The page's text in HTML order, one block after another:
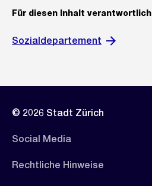
Für diesen Inhalt verantwortlich
Sozialdepartement
© 2026 Stadt Zürich
Social Media
Rechtliche Hinweise